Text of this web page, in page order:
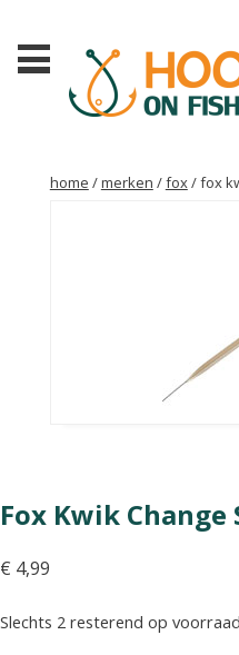
home /merken /fox/ fox
Fox Kwik Change
€ 4,99
Slechts 2 resterend op voorraad